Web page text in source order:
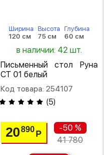
Ширина
120 см
Высота
75 см
Глубина
60 см
в наличии: 42 шт.
Письменный стол Руна
СТ 01 белый
Код товара: 254107
(5)
20890 Р
-50 %
41 780